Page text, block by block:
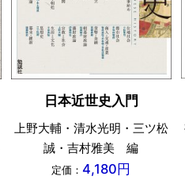
日本近世史入門
上野大輔・清水光明・三ツ松
誠・吉村雅美 編
定価： 4,180円